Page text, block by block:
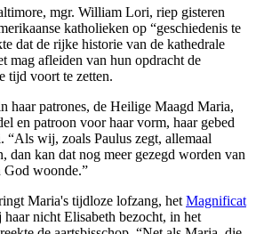
mgr. William Lori, riep gisteren
katholieken op “geschiedenis te
dat de rijke historie van de kathedrale
mag afleiden van hun opdracht de
tijd voort te zetten.
haar patrones, de Heilige Maagd Maria,
en patroon voor haar vorm, haar gebed
“Als wij, zoals Paulus zegt, allemaal
dan kan dat nog meer gezegd worden van
God woonde.”
Maria's tijdloze lofzang, het Magnificat
nicht Elisabeth bezocht, in het